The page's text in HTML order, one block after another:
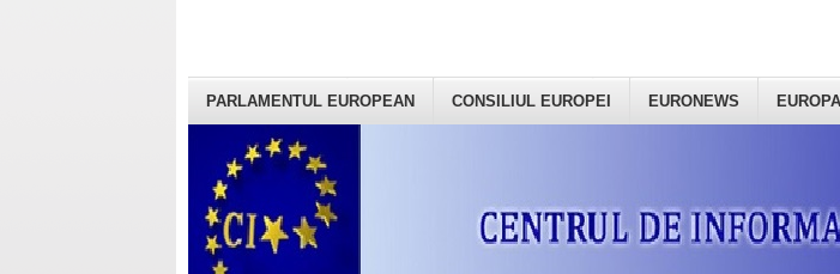
PARLAMENTUL EUROPEAN CONSILIUL EUROPEI EURONEWS